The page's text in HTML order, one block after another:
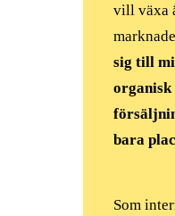
vill växa
sig till
organisk
bara
Som